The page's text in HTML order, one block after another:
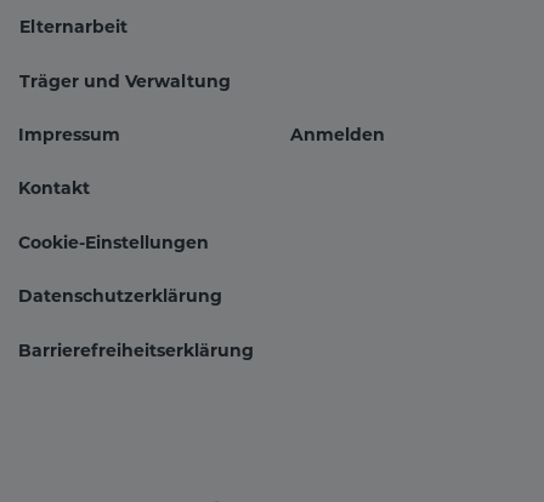
Hauptnavigation
Elternarbeit
Träger und Verwaltung
Fußbereichsmenü
Impressum
Kontakt
Cookie-Einstellungen
Datenschutzerklärung
Barrierefreiheitserklärung
Anmelden